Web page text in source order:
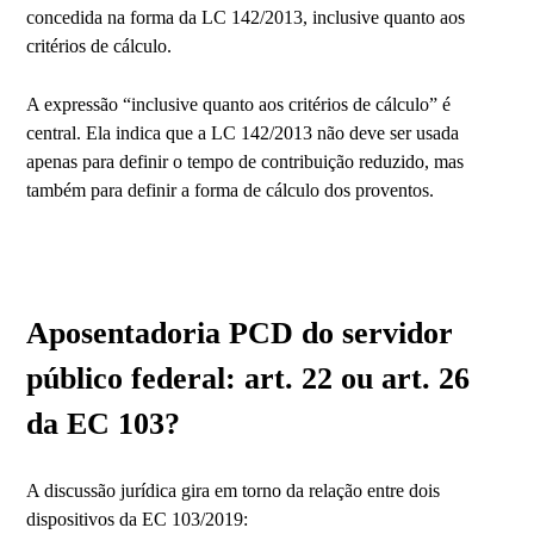
concedida na forma da LC 142/2013, inclusive quanto aos
critérios de cálculo.
A expressão “inclusive quanto aos critérios de cálculo” é
central. Ela indica que a LC 142/2013 não deve ser usada
apenas para definir o tempo de contribuição reduzido, mas
também para definir a forma de cálculo dos proventos.
Aposentadoria PCD do servidor
público federal: art. 22 ou art. 26
da EC 103?
A discussão jurídica gira em torno da relação entre dois
dispositivos da EC 103/2019: